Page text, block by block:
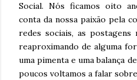
Social. Nós ficamos oito
conta da nossa paixão pela
redes sociais, as postagens
reaproximando de alguma
uma pimenta e uma balança
poucos voltamos a falar